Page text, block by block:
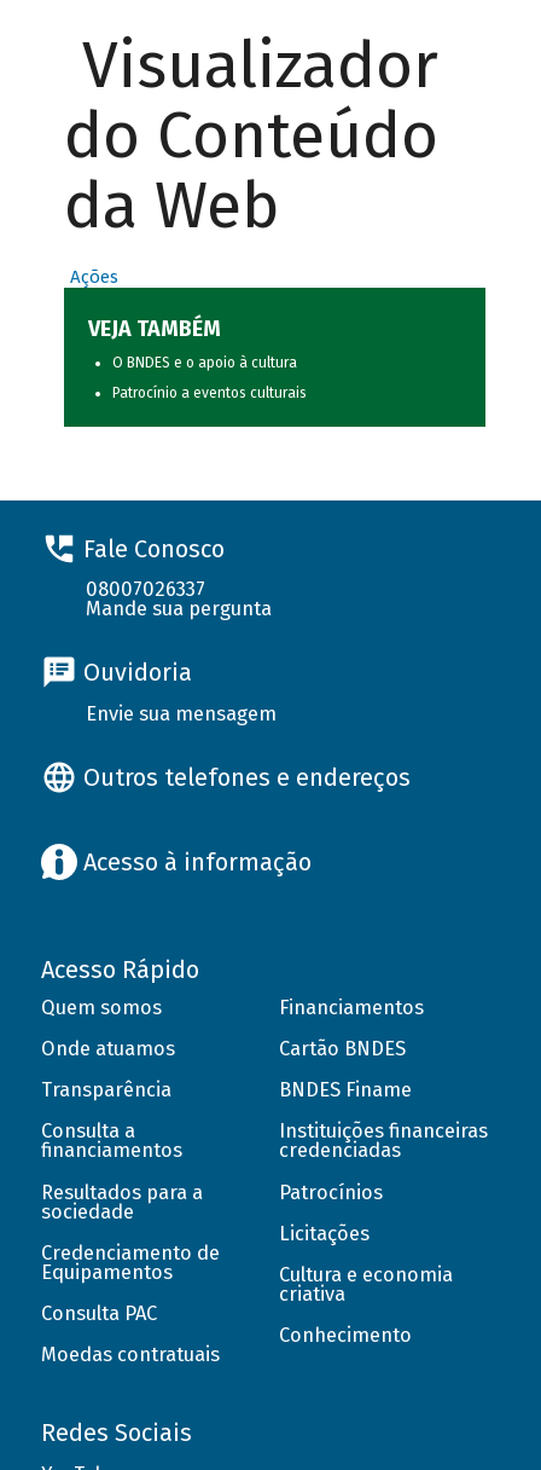
Visualizador
do Conteúdo
da Web
Ações
VEJA TAMBÉM
O BNDES e o apoio à cultura
Patrocínio a eventos culturais
Fale Conosco
08007026337
Mande sua pergunta
Ouvidoria
Envie sua mensagem
Outros telefones e endereços
Acesso à informação
Acesso Rápido
Quem somos
Onde atuamos
Transparência
Consulta a
financiamentos
Resultados para a
sociedade
Credenciamento de
Equipamentos
Consulta PAC
Moedas contratuais
Financiamentos
Cartão BNDES
BNDES Finame
Instituições financeiras
credenciadas
Patrocínios
Licitações
Cultura e economia
criativa
Conhecimento
Redes Sociais